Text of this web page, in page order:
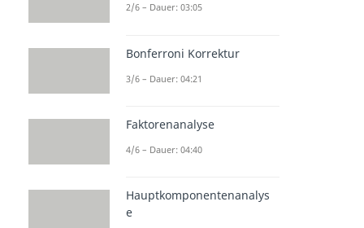
2/6 – Dauer: 03:05
Bonferroni Korrektur
3/6 – Dauer: 04:21
Faktorenanalyse
4/6 – Dauer: 04:40
Hauptkomponentenanalys
e